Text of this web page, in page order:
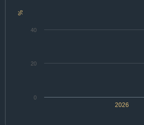
%
2026
0
20
40